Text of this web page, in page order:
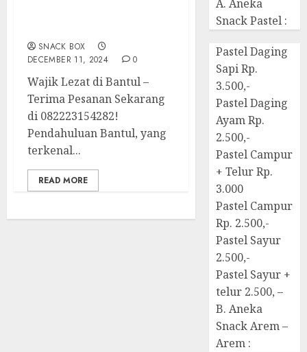
SNACK BOX
DECEMBER 11, 2024
0
Wajik Lezat di Bantul –
Terima Pesanan Sekarang
di 082223154282!
Pendahuluan Bantul, yang
terkenal...
READ MORE
A. Aneka
Snack Pastel :
Pastel Daging
Sapi Rp.
3.500,-
Pastel Daging
Ayam Rp.
2.500,-
Pastel Campur
+ Telur Rp.
3.000
Pastel Campur
Rp. 2.500,-
Pastel Sayur
2.500,-
Pastel Sayur +
telur 2.500, –
B. Aneka
Snack Arem –
Arem :